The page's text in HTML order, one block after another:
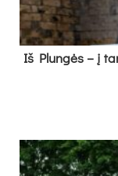
Iš Plungės – į